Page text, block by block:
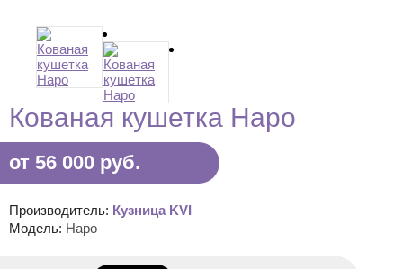
Кованая кушетка Наро
от 56 000 руб.
Производитель: Кузница KVI
Модель: Наро